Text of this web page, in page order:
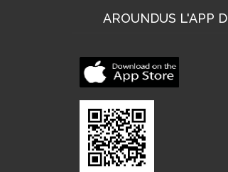
AROUNDUS L'APP